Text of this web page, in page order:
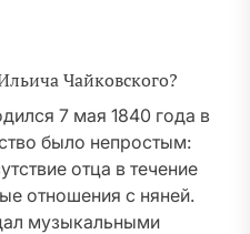
Чайковского?
7 мая 1840 года в
было непростым:
отца в течение
отношения с няней.
музыкальными